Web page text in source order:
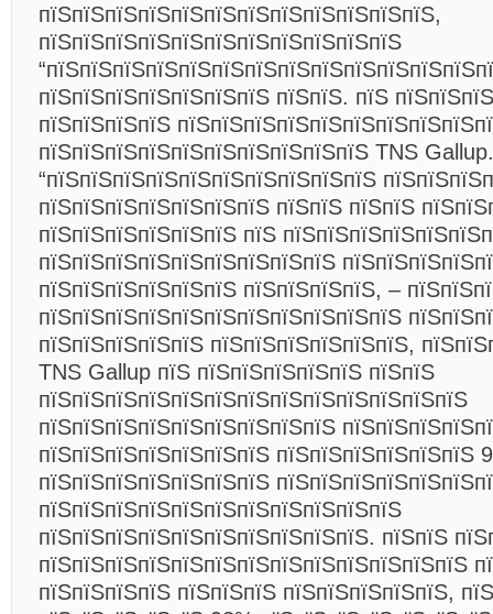
пїЅпїЅпїЅпїЅпїЅпїЅпїЅпїЅпїЅпїЅпїЅпїЅ,
пїЅпїЅпїЅпїЅпїЅпїЅпїЅпїЅпїЅпїЅпїЅ
пїЅпїЅпїЅпїЅпїЅпїЅпїЅ пїЅпїЅ. пїЅ
пїЅпїЅпїЅпїЅ
пїЅпїЅпїЅпїЅпїЅпїЅпїЅпїЅпїЅпїЅ TNS Gallup.
“пїЅпїЅпїЅпїЅпїЅпїЅпїЅпїЅпїЅпїЅ
пїЅпїЅпїЅпїЅпїЅпїЅпїЅ пїЅпїЅ пїЅпїЅ
пїЅпїЅпїЅпїЅпїЅпїЅ пїЅ
пїЅпїЅпїЅпїЅпїЅпїЅпїЅпїЅпїЅ
пїЅпїЅпїЅпїЅпїЅпїЅ пїЅпїЅпїЅпїЅ, –
пїЅпїЅпїЅпїЅпїЅпїЅпїЅпїЅпїЅпїЅпїЅ
пїЅпїЅпїЅпїЅпїЅ пїЅпїЅпїЅпїЅпїЅпїЅ,
TNS Gallup пїЅ пїЅпїЅпїЅпїЅпїЅ пїЅпїЅ
пїЅпїЅпїЅпїЅпїЅпїЅпїЅпїЅпїЅпїЅпїЅпїЅпїЅ
пїЅпїЅпїЅпїЅпїЅпїЅпїЅпїЅпїЅ
пїЅпїЅпїЅпїЅпїЅпїЅпїЅ пїЅпїЅпїЅпїЅпїЅпїЅ
пїЅпїЅпїЅпїЅпїЅпїЅпїЅ
пїЅпїЅпїЅпїЅпїЅпїЅпїЅпїЅпїЅпїЅпїЅ
пїЅпїЅпїЅпїЅпїЅпїЅпїЅпїЅпїЅпїЅ. пїЅпїЅ
пїЅпїЅпїЅпїЅпїЅпїЅпїЅпїЅпїЅпїЅпїЅпїЅпїЅ
пїЅпїЅпїЅпїЅ пїЅпїЅпїЅ пїЅпїЅпїЅпїЅпїЅ,